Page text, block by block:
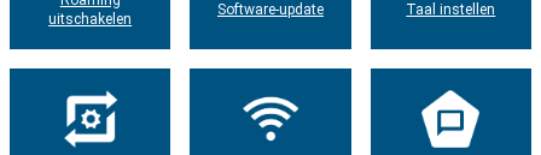
uitschakelen
Software-update Taal instellen